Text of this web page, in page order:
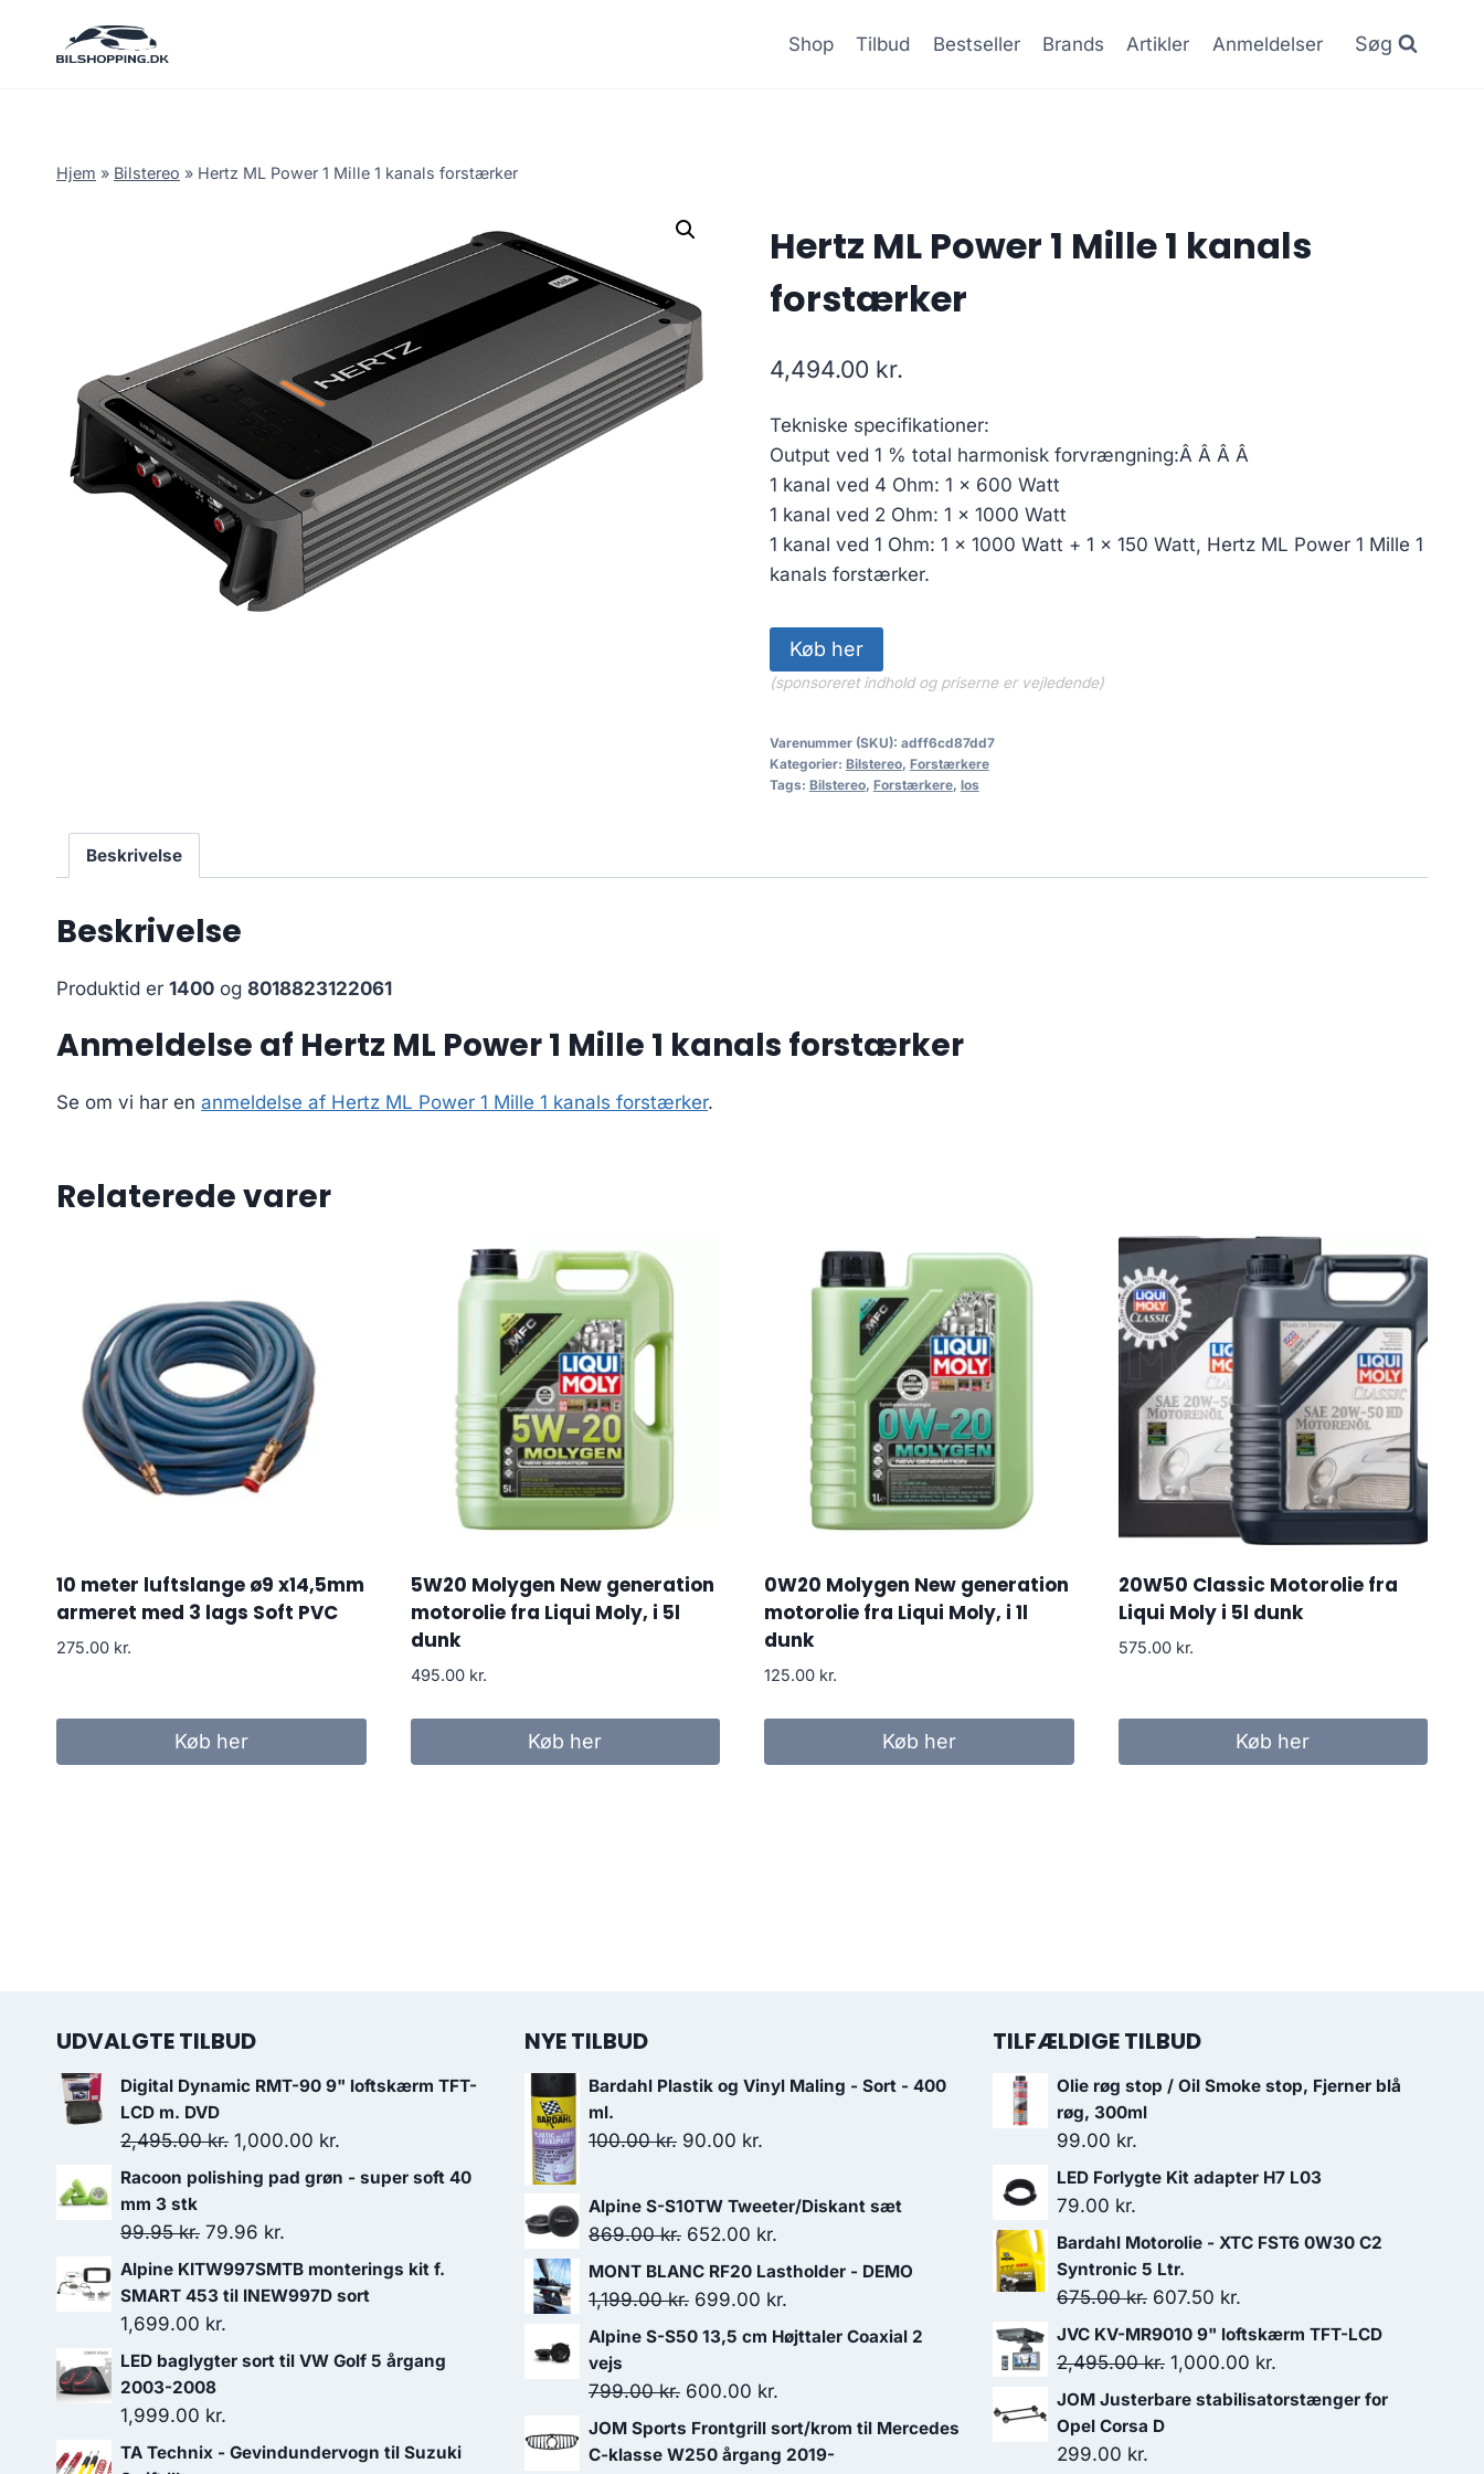
Shop Tilbud Bestseller Brands Artikler Anmeldelser Søg
Hjem » Bilstereo » Hertz ML Power 1 Mille 1 kanals forstærker
Hertz ML Power 1 Mille 1 kanals
forstærker
4,494.00 kr.
Tekniske specifikationer:
Output ved 1 % total harmonisk forvrængning:Â Â Â Â
1 kanal ved 4 Ohm: 1 x 600 Watt
1 kanal ved 2 Ohm: 1 x 1000 Watt
1 kanal ved 1 Ohm: 1 x 1000 Watt + 1 x 150 Watt, Hertz ML Power 1 Mille 1
kanals forstærker.
Køb her
(sponsoreret indhold og priserne er vejledende)
Varenummer (SKU): adff6cd87dd7
Kategorier: Bilstereo, Forstærkere
Tags: Bilstereo, Forstærkere, los
Beskrivelse
Beskrivelse
Produktid er 1400 og 8018823122061
Anmeldelse af Hertz ML Power 1 Mille 1 kanals forstærker
Se om vi har en anmeldelse af Hertz ML Power 1 Mille 1 kanals forstærker.
Relaterede varer
10 meter luftslange ø9 x14,5mm
armeret med 3 lags Soft PVC
275.00 kr.
Køb her
5W20 Molygen New generation
motorolie fra Liqui Moly, i 5l
dunk
495.00 kr.
Køb her
0W20 Molygen New generation
motorolie fra Liqui Moly, i 1l
dunk
125.00 kr.
Køb her
20W50 Classic Motorolie fra
Liqui Moly i 5l dunk
575.00 kr.
Køb her
UDVALGTE TILBUD
Digital Dynamic RMT-90 9" loftskærm TFT-
LCD m. DVD
2,495.00kr. Den
oprindelige
var:
2,495.00 kr..
1,000.00 kr.
aktuelle
1,000.00 kr..
Racoon polishing pad grøn - super soft 40
mm 3 stk
99.95kr. Den
oprindelige
pris
var:
99.95 kr..
79.96 kr.
aktuelle
pris
79.96 kr..
Alpine KITW997SMTB monterings kit f.
SMART 453 til INEW997D sort
1,699.00 kr.
LED baglygter sort til VW Golf 5 årgang
2003-2008
1,999.00 kr.
TA Technix - Gevindundervogn til Suzuki
NYE TILBUD
Bardahl Plastik og Vinyl Maling - Sort - 400
ml.
100.00kr. Den
pris
var:
100.00 kr..
90.00 kr.
pris
er:
90.00 kr..
Alpine S-S10TW Tweeter/Diskant sæt
869.00kr. Den
oprindelige
pris
869.00 kr..
652.00 kr.
aktuelle
pris
652.00 kr..
MONT BLANC RF20 Lastholder - DEMO
1,199.00kr. Den
oprindelige
var:
1,199.00 kr..
699.00 kr.
aktuelle
699.00 kr..
Alpine S-S50 13,5 cm Højttaler Coaxial 2
vejs
799.00kr. Den
oprindelige
pris
600.00 kr.
aktuelle
pris
JOM Sports Frontgrill sort/krom til Mercedes
C-klasse W250 årgang 2019-
TILFÆLDIGE TILBUD
Olie røg stop / Oil Smoke stop, Fjerner blå
røg, 300ml
99.00 kr.
LED Forlygte Kit adapter H7 L03
79.00 kr.
Bardahl Motorolie - XTC FST6 0W30 C2
Syntronic 5 Ltr.
675.00kr. Den
oprindelige
pris
675.00 kr..
607.50 kr.
aktuelle
pris
JVC KV-MR9010 9" loftskærm TFT-LCD
2,495.00kr. Den
oprindelige
1,000.00 kr.
aktuelle
JOM Justerbare stabilisatorstænger for
Opel Corsa D
299.00 kr.